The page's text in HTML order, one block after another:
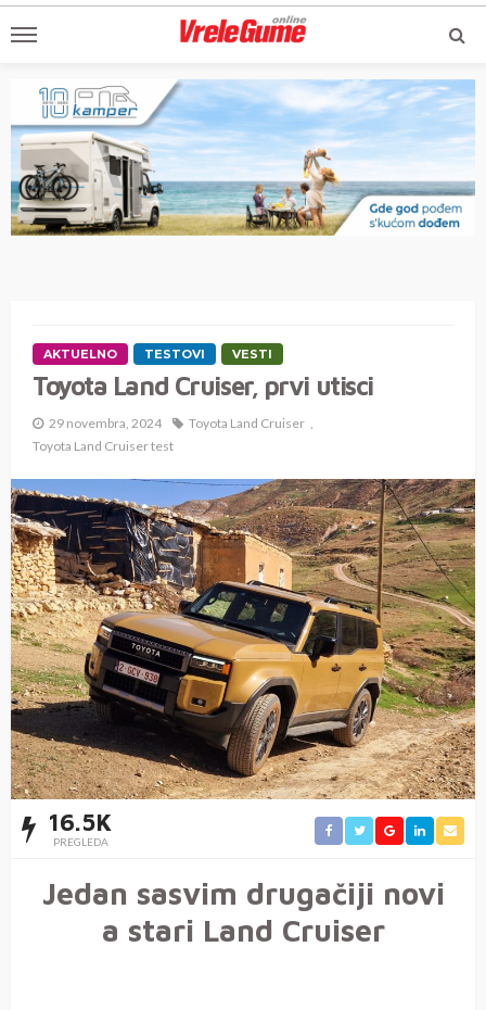
AKTUELNO TESTOVI VESTI
Toyota Land Cruiser, prvi utisci
29 novembra, 2024
Toyota Land Cruiser
Toyota Land Cruiser test
16.5K
PREGLEDA
Jedan sasvim drugačiji novi
a stari Land Cruiser